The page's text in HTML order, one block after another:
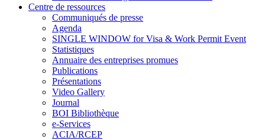
Centre de ressources
Communiqués de presse
Agenda
SINGLE WINDOW for Visa & Work Permit Event
Statistiques
Annuaire des entreprises promues
Publications
Présentations
Video Gallery
Journal
BOI Bibliothèque
e-Services
ACIA/RCEP